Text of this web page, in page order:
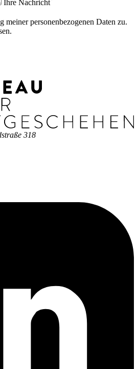
Ihre Nachricht
meiner personenbezogenen Daten zu.
318